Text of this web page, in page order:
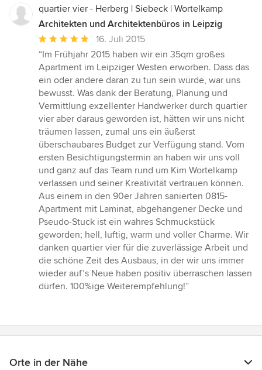
quartier vier - Herberg | Siebeck | Wortelkamp
Architekten und Architektenbüros in Leipzig
Durchschnittliche
Bewertung:
5
von
5
Sternen
16. Juli 2015
“Im Frühjahr 2015 haben wir ein 35qm großes
Apartment im Leipziger Westen erworben. Dass das
ein oder andere daran zu tun sein würde, war uns
bewusst. Was dank der Beratung, Planung und
Vermittlung exzellenter Handwerker durch quartier
vier aber daraus geworden ist, hätten wir uns nicht
träumen lassen, zumal uns ein äußerst
überschaubares Budget zur Verfügung stand. Vom
ersten Besichtigungstermin an haben wir uns voll
und ganz auf das Team rund um Kim Wortelkamp
verlassen und seiner Kreativität vertrauen können.
Aus einem in den 90er Jahren sanierten 0815-
Apartment mit Laminat, abgehangener Decke und
Pseudo-Stuck ist ein wahres Schmuckstück
geworden; hell, luftig, warm und voller Charme. Wir
danken quartier vier für die zuverlässige Arbeit und
die schöne Zeit des Ausbaus, in der wir uns immer
wieder auf’s Neue haben positiv überraschen lassen
dürfen. 100%ige Weiterempfehlung!”
Orte in der Nähe